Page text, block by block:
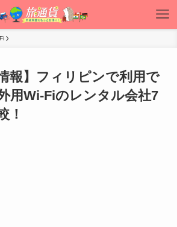
報】フィリピンで利用で
用Wi-Fiのレンタル会社7
！